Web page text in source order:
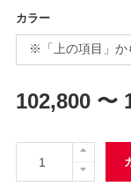
カラー
102,800 〜